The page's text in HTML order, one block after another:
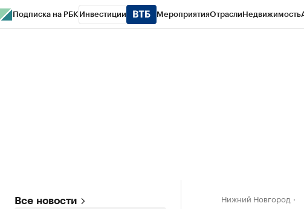
Подписка на РБК Инвестиции МероприятияОтраслиНедвижимость
Все новости Нижний Новгород